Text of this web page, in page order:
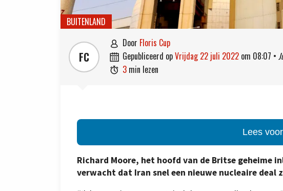
BUITENLAND
FC
 door Floris Cup
 gepubliceerd op vrijdag 22 juli 2022 om 08:07 •
 3 min lezen
Lees voor
Richard Moore, het hoofd van de Britse geheime
verwacht dat Iran snel een nieuwe nucleaire deal